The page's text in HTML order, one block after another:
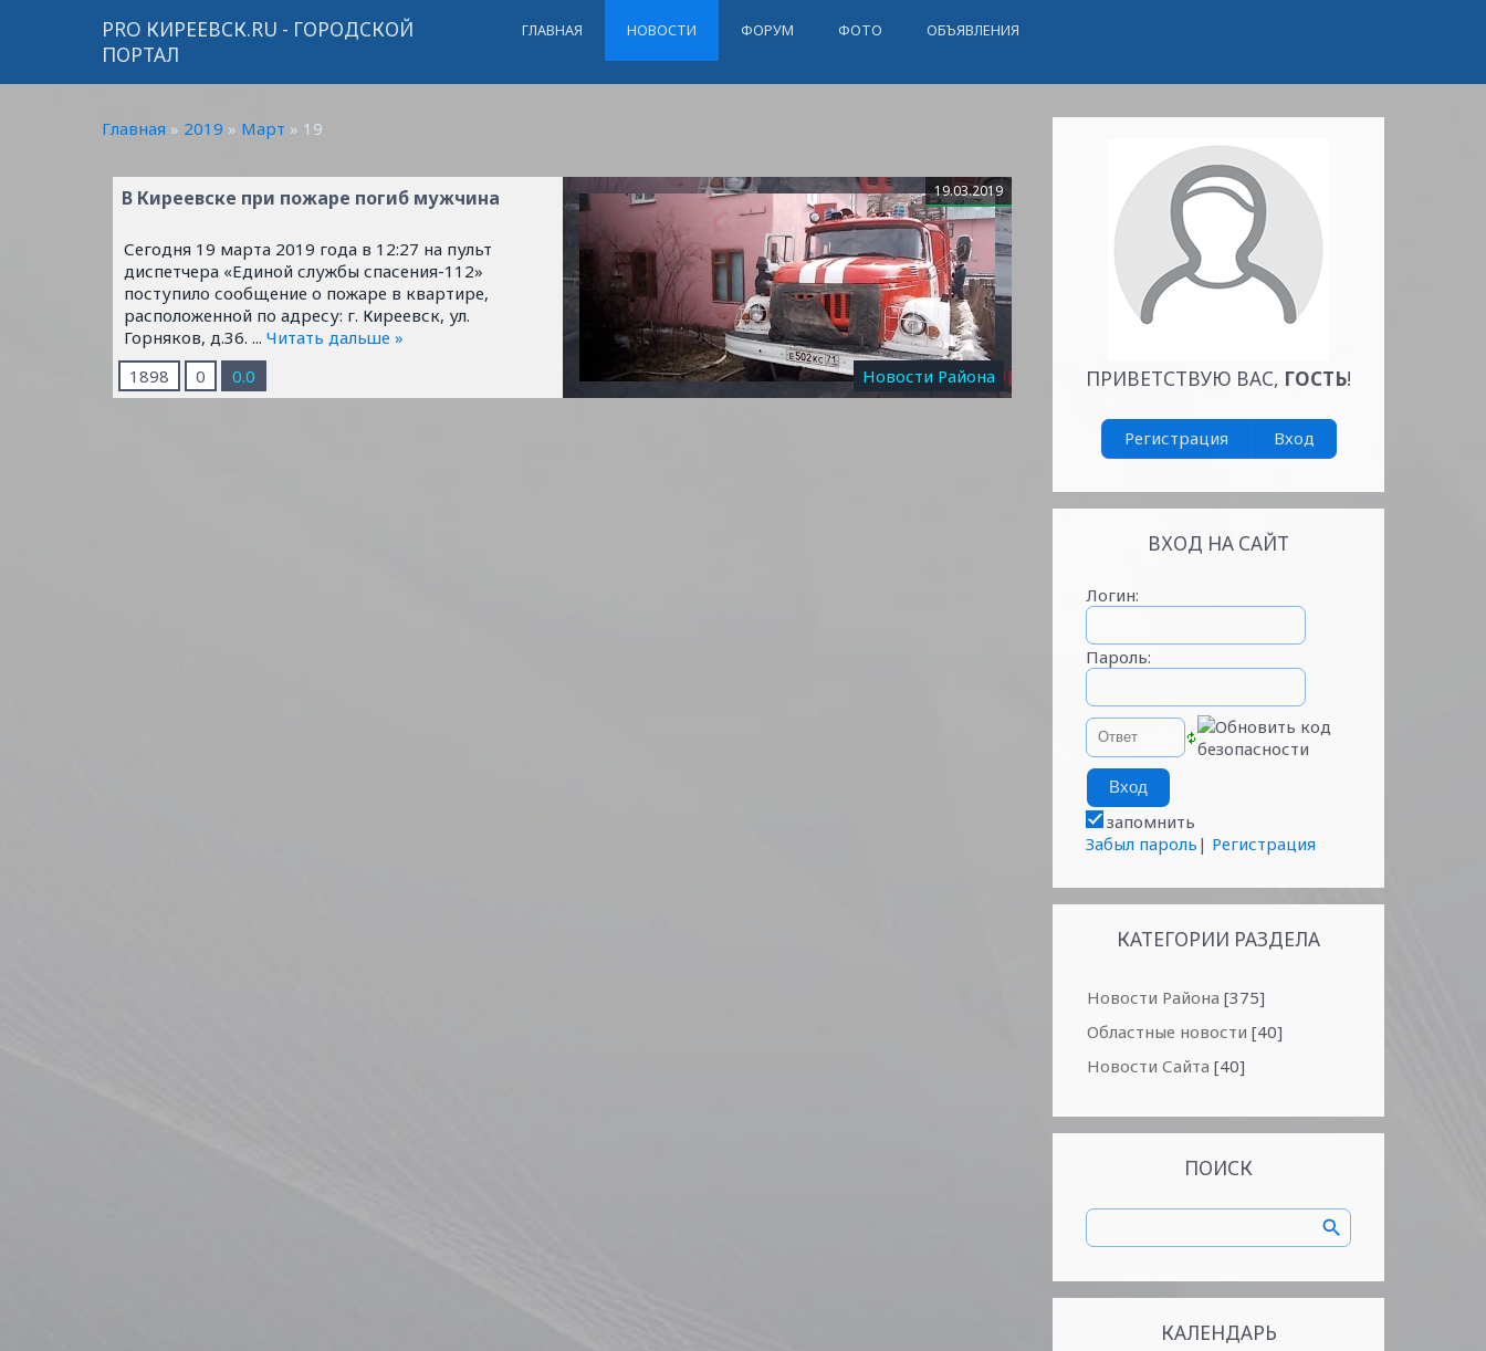
PRO КИРЕЕВСК.RU - ГОРОДСКОЙ
ПОРТАЛ
ГЛАВНАЯ НОВОСТИ ФОРУМ ФОТО ОБЪЯВЛЕНИЯ
Главная » 2019 » Март » 19
В Киреевске при пожаре погиб мужчина
Сегодня 19 марта 2019 года в 12:27 на пульт
диспетчера «Единой службы спасения-112»
поступило сообщение о пожаре в квартире,
расположенной по адресу: г. Киреевск, ул.
Горняков, д.36. ... Читать дальше »
1898
0 0.0
19.03.2019
Новости Района ПРИВЕТСТВУЮ ВАС, ГОСТЬ!
Регистрация Вход
ВХОД НА САЙТ
Логин:
Пароль:
запомнить
Забыл пароль | Регистрация
КАТЕГОРИИ РАЗДЕЛА
Новости Района [375]
Областные новости [40]
Новости Сайта [40]
ПОИСК
КАЛЕНДАРЬ